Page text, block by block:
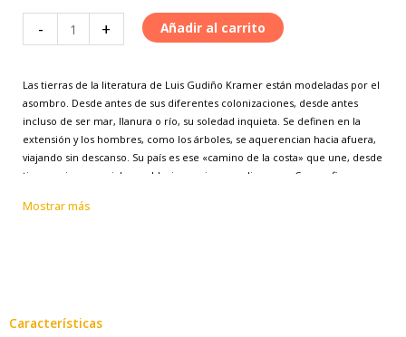
-
Nuevamente
el
y
otros
textos
cantidad
+ Añadir al carrito
Las tierras de la literatura de Luis Gudiño Kramer están modeladas por el
asombro. Desde antes de sus diferentes colonizaciones, desde antes
incluso de ser mar, llanura o río, su soledad inquieta. Se definen en la
extensión y los hombres, como los árboles, se aquerencian hacia afuera,
viajando sin descanso. Su país es ese «camino de la costa» que une, desde
tiempos inmemoriales, poblaciones siempre dispersas. Como afirma con
desposesión, del camino. Así lo concibe con precisión María Eugenia De
Mostrar más
Características